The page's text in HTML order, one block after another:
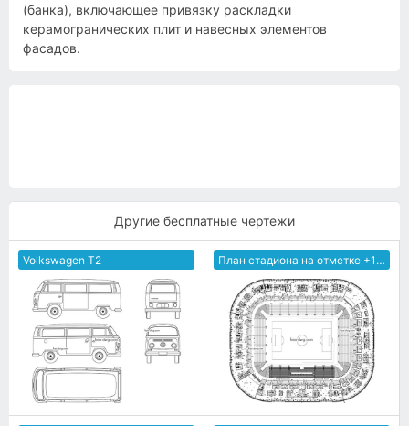
(банка), включающее привязку раскладки
керамогранических плит и навесных элементов
фасадов.
Другие бесплатные чертежи
Volkswagen T2 План стадиона на отметке +17850